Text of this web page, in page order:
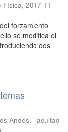
Física, 2017-11-
forzamiento
se modifica el
dos
Andes, Facultad